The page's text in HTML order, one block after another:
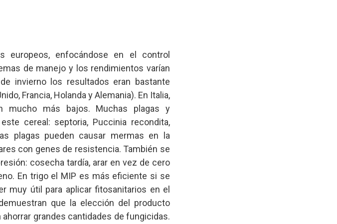
enfocándose en el control
de manejo y los rendimientos varían
invierno los resultados eran bastante
Francia, Holanda y Alemania). En Italia,
mucho más bajos. Muchas plagas y
cereal: septoria, Puccinia recondita,
plagas pueden causar mermas en la
con genes de resistencia. También se
cosecha tardía, arar en vez de cero
En trigo el MIP es más eficiente si se
muy útil para aplicar fitosanitarios en el
que la elección del producto
grandes cantidades de fungicidas.